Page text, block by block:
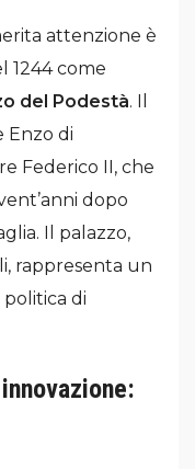
attenzione è
1244 come
del Podestà. Il
Enzo di
Federico II, che
dopo
Il palazzo,
rappresenta un
di